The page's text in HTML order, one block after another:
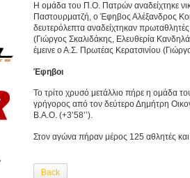
Η ομάδα του Π.Ο. Πατρών αναδείχτηκε
Παστουρματζή, ο Έφηβος Αλέξανδρος
δευτερόλεπτα αναδείχτηκαν
(Γιώργος Σκαλιδάκης, Ελευθερία
έμεινε ο Α.Σ. Πρωτέας Κερατσινίου
Έφηβοι
Το τρίτο χρυσό μετάλλιο πήρε η ομάδα
γρήγορος από τον δεύτερο Δημήτρη
Β.Α.Ο. (+3’58’’).
Στον αγώνα πήραν μέρος 125 αθλητές και
Back